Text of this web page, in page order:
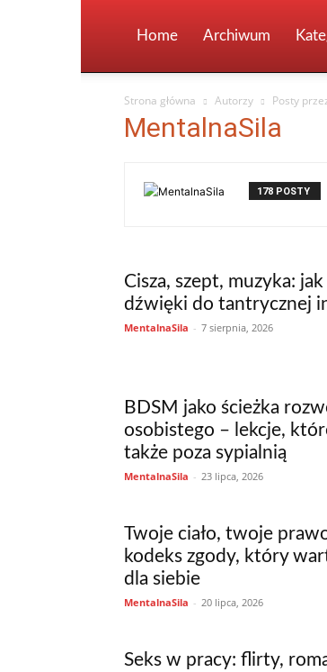
Home Archiwum
Strona główna Autorzy Posty
MentalnaSila
178 POSTY
Cisza, szept, muzyka:
dźwięki do tantrycznej
MentalnaSila - 7 sierpnia, 2026
BDSM jako ścieżka
osobistego – lekcje,
także poza sypialnią
MentalnaSila - 23 lipca, 2026
Twoje ciało, twoje
kodeks zgody, który
dla siebie
MentalnaSila - 20 lipca, 2026
Seks w pracy: flirty,